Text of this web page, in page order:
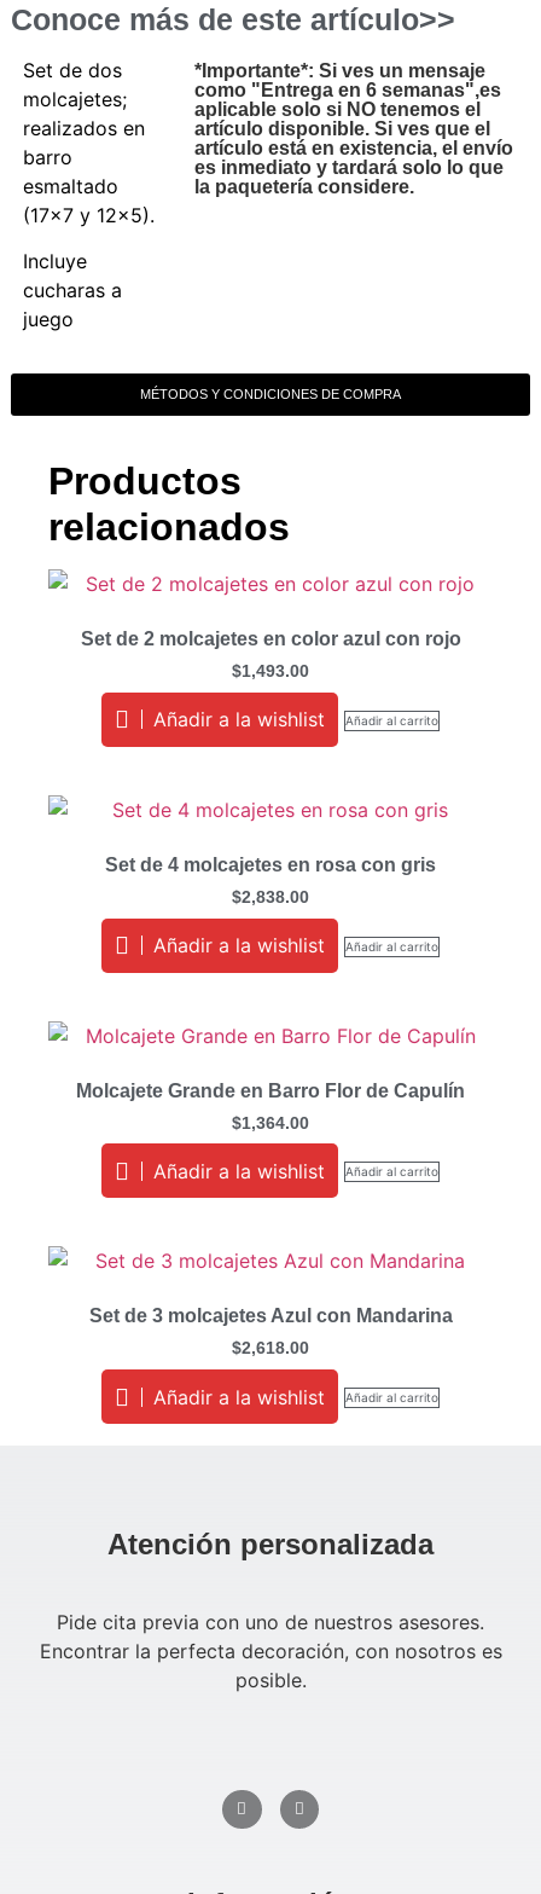
Conoce más de este artículo>>
Set de dos
molcajetes;
realizados en
barro
esmaltado
(17×7 y 12×5).
Incluye
cucharas a
juego
*Importante*: Si ves un mensaje
como "Entrega en 6 semanas",es
aplicable solo si NO tenemos el
artículo disponible. Si ves que el
artículo está en existencia, el envío
es inmediato y tardará solo lo que
la paquetería considere.
MÉTODOS Y CONDICIONES DE COMPRA
Productos
relacionados
Set de 2 molcajetes en color azul con rojo
$1,493.00
Añadir a la wishlist Añadir al carrito
Set de 4 molcajetes en rosa con gris
$2,838.00
Añadir a la wishlist Añadir al carrito
Molcajete Grande en Barro Flor de Capulín
$1,364.00
Añadir a la wishlist Añadir al carrito
Set de 3 molcajetes Azul con Mandarina
$2,618.00
Añadir a la wishlist Añadir al carrito
Atención personalizada
Pide cita previa con uno de nuestros asesores.
Encontrar la perfecta decoración, con nosotros es
posible.